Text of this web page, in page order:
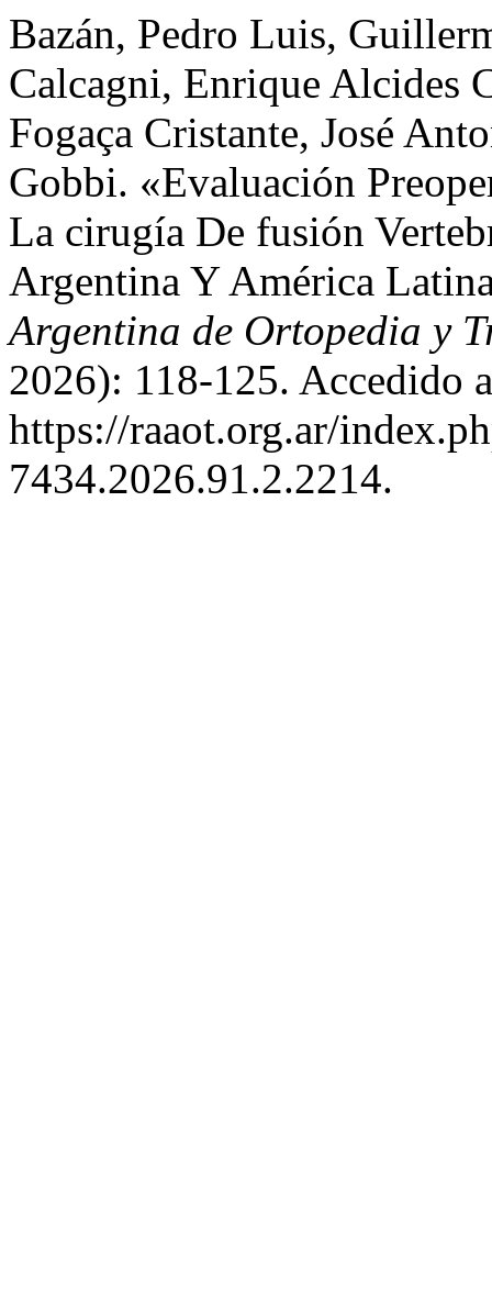
Bazán, Pedro Luis,
Calcagni, Enrique Alcides
Fogaça Cristante, José
Gobbi. «Evaluación
La cirugía De fusión
Argentina Y América
Argentina de Ortopedia y
2026): 118-125. Accedido
https://raaot.org.ar/
7434.2026.91.2.2214.